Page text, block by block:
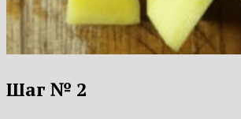
Шаг № 2